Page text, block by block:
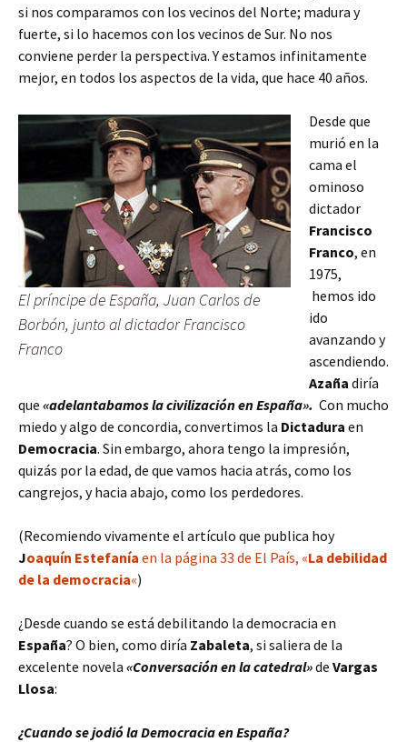
si nos comparamos con los vecinos del Norte; madura y
fuerte, si lo hacemos con los vecinos de Sur. No nos
conviene perder la perspectiva. Y estamos infinitamente
mejor, en todos los aspectos de la vida, que hace 40 años.
El príncipe de España, Juan Carlos de
Borbón, junto al dictador Francisco
Franco
Desde que
murió en la
cama el
ominoso
dictador
Francisco
Franco, en
1975,
hemos ido
ido
avanzando y
ascendiendo.
Azaña diría
que «adelantabamos la civilización en España». Con mucho
miedo y algo de concordia, convertimos la Dictadura en
Democracia. Sin embargo, ahora tengo la impresión,
quizás por la edad, de que vamos hacia atrás, como los
cangrejos, y hacia abajo, como los perdedores.
(Recomiendo vivamente el artículo que publica hoy
Joaquín Estefanía en la página 33 de El País, «La debilidad
de la democracia«)
¿Desde cuando se está debilitando la democracia en
España? O bien, como diría Zabaleta, si saliera de la
excelente novela «Conversación en la catedral»de Vargas
Llosa:
¿Cuando se jodió la Democracia en España?